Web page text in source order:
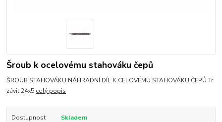
Šroub k ocelovému stahováku čepů
ŠROUB STAHOVÁKU NÁHRADNÍ DÍL K CELOVÉMU STAHOVÁKU ČEPŮ Tr.
závit 24x5 celý popis
Dostupnost Skladem